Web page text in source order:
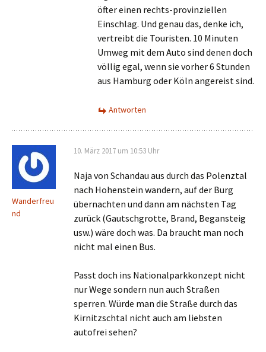
öfter einen rechts-provinziellen
Einschlag. Und genau das, denke ich,
vertreibt die Touristen. 10 Minuten
Umweg mit dem Auto sind denen doch
völlig egal, wenn sie vorher 6 Stunden
aus Hamburg oder Köln angereist sind.
Antworten
Wanderfreu
nd
10. März 2017 um 10:53 Uhr
Naja von Schandau aus durch das Polenztal
nach Hohenstein wandern, auf der Burg
übernachten und dann am nächsten Tag
zurück (Gautschgrotte, Brand, Begansteig
usw.) wäre doch was. Da braucht man noch
nicht mal einen Bus.
Passt doch ins Nationalparkkonzept nicht
nur Wege sondern nun auch Straßen
sperren. Würde man die Straße durch das
Kirnitzschtal nicht auch am liebsten
autofrei sehen?